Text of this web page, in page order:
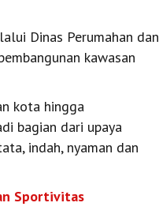
Dinas Perumahan dan
kawasan
kota hingga
bagian dari upaya
indah, nyaman dan
Sportivitas